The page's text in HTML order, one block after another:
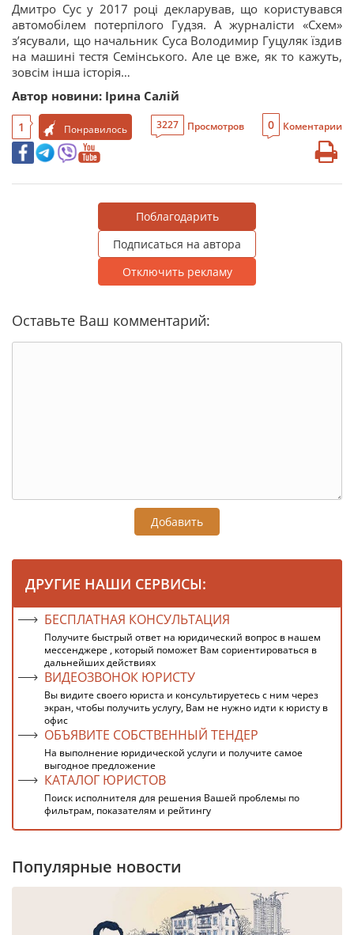
Дмитро Сус у 2017 році декларував, що користувався
автомобілем потерпілого Гудзя. А журналісти «Схем»
з’ясували, що начальник Суса Володимир Гуцуляк їздив
на машині тестя Семінського. Але це вже, як то кажуть,
зовсім інша історія…
Автор новини: Ірина Салій
1 Понравилось 3227 Просмотров 0 Коментарии
Поблагодарить
Подписаться на автора
Отключить рекламу
Оставьте Ваш комментарий:
Добавить
ДРУГИЕ НАШИ СЕРВИСЫ:
БЕСПЛАТНАЯ КОНСУЛЬТАЦИЯ
Получите быстрый ответ на юридический вопрос в нашем
мессенджере , который поможет Вам сориентироваться в
дальнейших действиях
ВИДЕОЗВОНОК ЮРИСТУ
Вы видите своего юриста и консультируетесь с ним через
экран, чтобы получить услугу, Вам не нужно идти к юристу в
офис
ОБЪЯВИТЕ СОБСТВЕННЫЙ ТЕНДЕР
На выполнение юридической услуги и получите самое
выгодное предложение
КАТАЛОГ ЮРИСТОВ
Поиск исполнителя для решения Вашей проблемы по
фильтрам, показателям и рейтингу
Популярные новости